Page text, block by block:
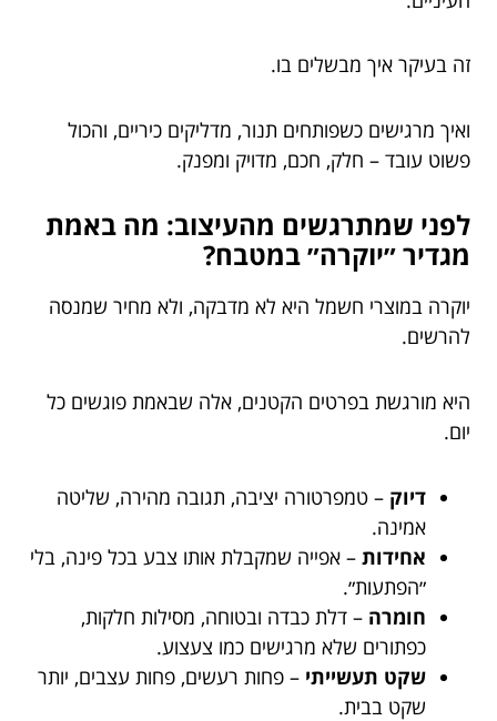
זה בעיקר איך מבשלים בו.
ואיך מרגישים כשפותחים תנור, מדליקים כיריים, והכול
פשוט עובד – חלק, חכם, מדויק ומפנק.
לפני שמתרגשים מהעיצוב: מה באמת
מגדיר ״יוקרה״ במטבח?
יוקרה במוצרי חשמל היא לא מדבקה, ולא מחיר שמנסה
להרשים.
היא מורגשת בפרטים הקטנים, אלה שבאמת פוגשים כל
יום.
דיוק – טמפרטורה יציבה, תגובה מהירה, שליטה
אמינה.
אחידות – אפייה שמקבלת אותו צבע בכל פינה, בלי
״הפתעות״.
חומרה – דלת כבדה ובטוחה, מסילות חלקות,
כפתורים שלא מרגישים כמו צעצוע.
שקט תעשייתי – פחות רעשים, פחות עצבים, יותר
שקט בבית.